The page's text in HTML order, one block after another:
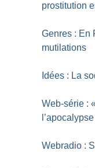
prostitution
Genres : En
mutilations
Idées : La
Web-série : «
l’apocalypse
Webradio :